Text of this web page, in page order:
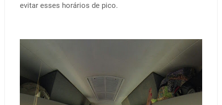
evitar esses horários de pico.